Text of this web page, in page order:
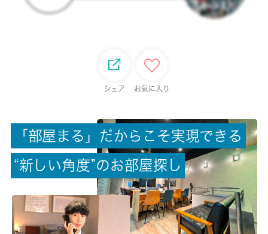
3階 / 3階建
償却/敷引
-/-
権利金/雑費
-/-
総戸数
シェア お気に入り
「 部屋 ま る 」 だ か ら こ そ実現で き る
“新 し い角 度”のお部屋探 し